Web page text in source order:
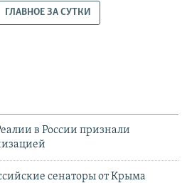
ГЛАВНОЕ ЗА СУТКИ
в России признали
сенаторы от Крыма